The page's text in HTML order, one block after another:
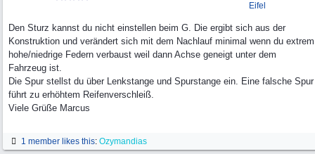
Eifel
Den Sturz kannst du nicht einstellen beim G. Die ergibt sich aus der
Konstruktion und verändert sich mit dem Nachlauf minimal wenn du extrem
hohe/niedrige Federn verbaust weil dann Achse geneigt unter dem
Fahrzeug ist.
Die Spur stellst du über Lenkstange und Spurstange ein. Eine falsche Spur
führt zu erhöhtem Reifenverschleiß.
Viele Grüße Marcus
1 member likes this: Ozymandias